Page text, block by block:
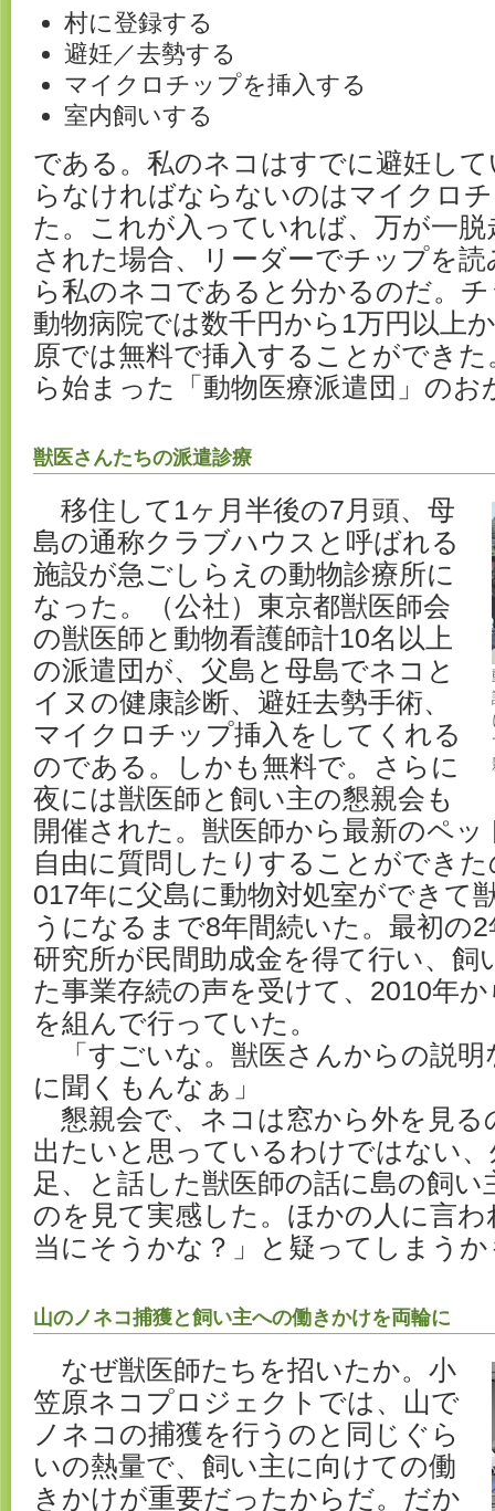
村に登録する
避妊／去勢する
マイクロチップを挿入する
室内飼いする
である。私のネコはすでに避妊し
らなければならないのはマイクロ
た。これが入っていれば、万が一
された場合、リーダーでチップを
ら私のネコであると分かるのだ。
動物病院では数千円から1万円以上
原では無料で挿入することができ
ら始まった「動物医療派遣団」のお
獣医さんたちの派遣診療
移住して1ヶ月半後の7月頭、母
島の通称クラブハウスと呼ばれる
施設が急ごしらえの動物診療所に
なった。（公社）東京都獣医師会
の獣医師と動物看護師計10名以上
の派遣団が、父島と母島でネコと
イヌの健康診断、避妊去勢手術、
マイクロチップ挿入をしてくれる
のである。しかも無料で。さらに
夜には獣医師と飼い主の懇親会も
開催された。獣医師から最新のペ
自由に質問したりすることができ
017年に父島に動物対処室ができて
うになるまで8年間続いた。最初の
研究所が民間助成金を得て行い、飼
た事業存続の声を受けて、2010年
を組んで行っていた。
「すごいな。獣医さんからの説明
に聞くもんなぁ」
懇親会で、ネコは窓から外を見る
出たいと思っているわけではない
足、と話した獣医師の話に島の飼
のを見て実感した。ほかの人に言
当にそうかな？」と疑ってしまう
山のノネコ捕獲と飼い主への働きかけを両輪に
なぜ獣医師たちを招いたか。小
笠原ネコプロジェクトでは、山で
ノネコの捕獲を行うのと同じぐら
いの熱量で、飼い主に向けての働
きかけが重要だったからだ。だか